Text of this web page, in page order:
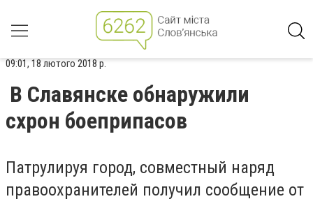
09:01, 18 лютого 2018 р.
В Славянске обнаружили
схрон боеприпасов
Патрулируя город, совместный наряд
правоохранителей получил сообщение от